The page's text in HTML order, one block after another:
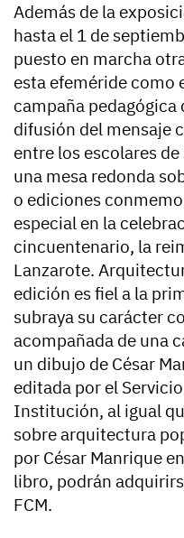
Además de la
hasta el 1 de
puesto en marcha
esta efeméride como
campaña
difusión del mensaje
entre los escolares
una mesa redonda
o ediciones
especial en la
cincuentenario, la
Lanzarote.
edición es fiel a la
subraya su carácter
acompañada de una
un dibujo de César
editada por el
Institución, al igual
sobre arquitectura
por César Manrique
libro, podrán
FCM.